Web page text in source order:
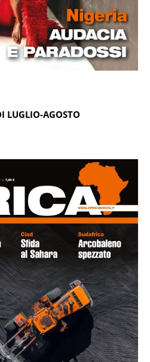
LUGLIO-AGOSTO